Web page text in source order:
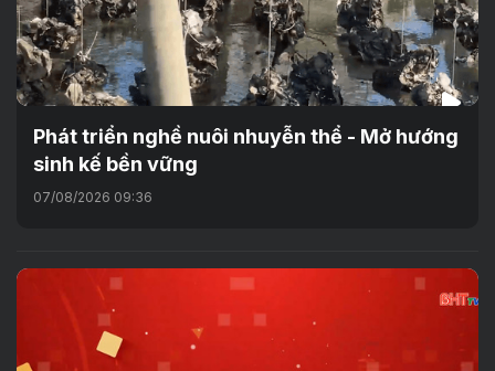
Phát triển nghề nuôi nhuyễn thể - Mở hướng
sinh kế bền vững
07/08/2026 09:36